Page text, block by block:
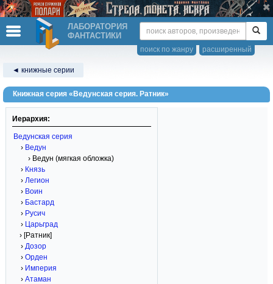
ЛАБОРАТОРИЯ
ФАНТАСТИКИ
расширенный
поиск по жанру
◄ книжные серии
Книжная серия «Ведунская серия. Ратник»
Иерархия:
Ведунская серия
› Ведун
› Ведун (мягкая обложка)
› Князь
› Легион
› Воин
› Бастард
› Русич
› Царьград
› [Ратник]
› Дозор
› Орден
› Империя
› Атаман